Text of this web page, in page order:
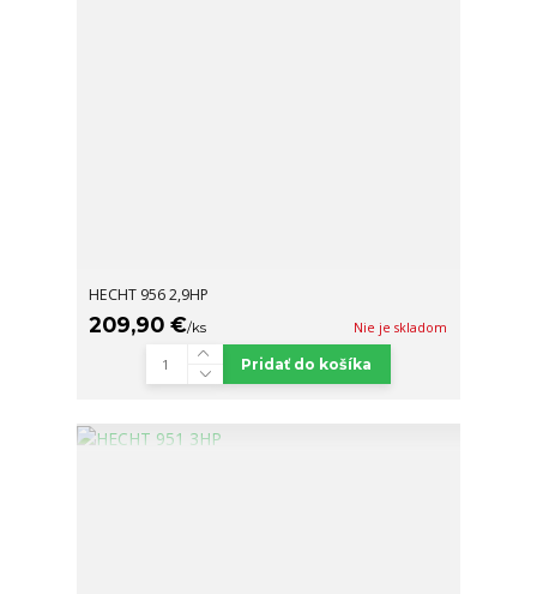
HECHT 956 2,9HP
209,90 €/ks Nie je skladom
Pridať do košíka